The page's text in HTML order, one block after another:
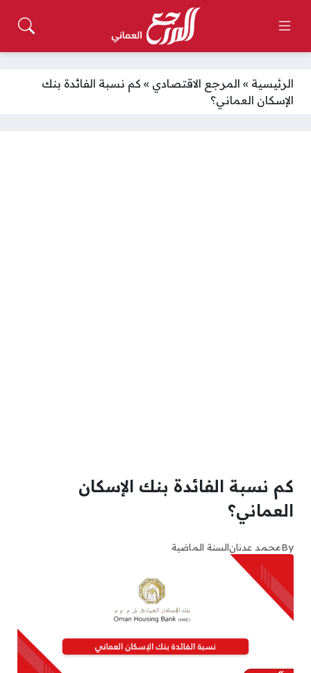
الرئيسية » المرجع الاقتصادي » كم نسبة الفائدة بنك
الإسكان العماني؟
كم نسبة الفائدة بنك الإسكان
العماني؟
Byمحمد عدنانالسنة الماضية